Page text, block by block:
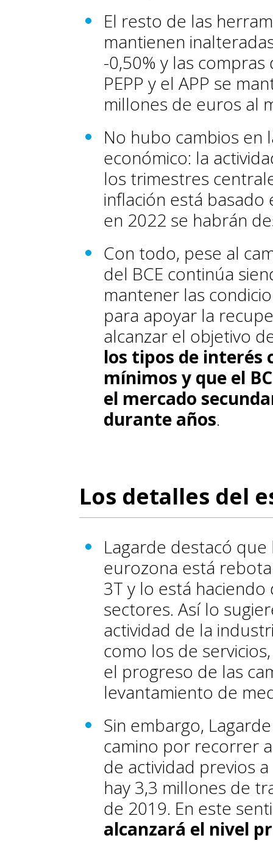
El resto de las
mantienen
-0,50% y las
PEPP y el APP se
millones de euros al
No hubo cambios en
económico: la
los trimestres
inflación está
en 2022 se habrán
Con todo, pese al
del BCE continúa
mantener las
para apoyar la
alcanzar el objetivo
los tipos de interés
mínimos y que el
el mercado
durante años.
Los detalles del
Lagarde destacó
eurozona está
3T y lo está
sectores. Así lo
actividad de la
como los de
el progreso de las
levantamiento de
Sin embargo,
camino por recorrer
de actividad previos
hay 3,3 millones de
de 2019. En este
alcanzará el nivel